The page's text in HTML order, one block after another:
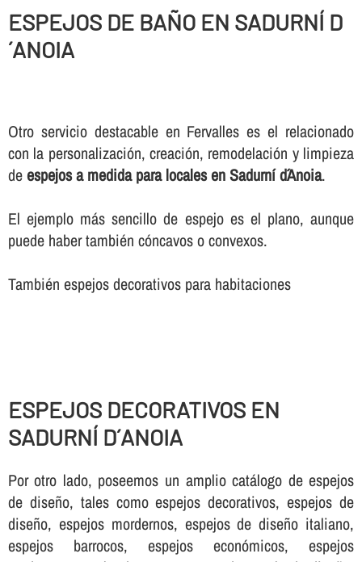
ESPEJOS DE BAÑO EN SADURNÍ D
´ANOIA
Otro servicio destacable en Fervalles es el relacionado
con la personalización, creación, remodelación y limpieza
deespejos a medida para locales en Sadurní d´Anoia.
El ejemplo más sencillo de espejo es el plano, aunque
puede haber también cóncavos o convexos.
También espejos decorativos para habitaciones
ESPEJOS DECORATIVOS EN
SADURNÍ D´ANOIA
Por otro lado, poseemos un amplio catálogo de espejos
de diseño, tales como espejos decorativos, espejos de
diseño, espejos mordernos, espejos de diseño italiano,
espejos barrocos, espejos económicos, espejos